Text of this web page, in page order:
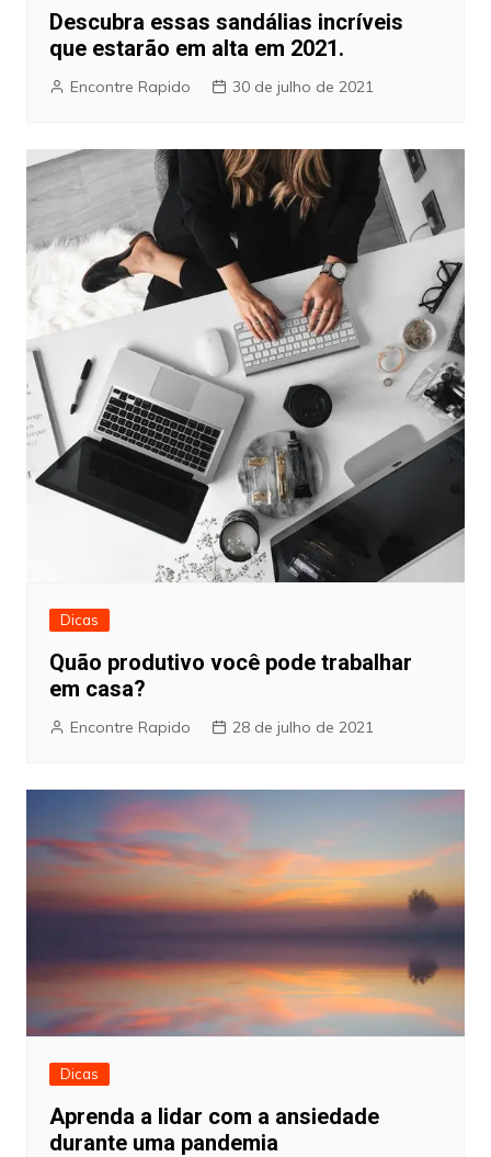
Descubra essas sandálias incríveis
que estarão em alta em 2021.
Encontre Rapido 30 de julho de 2021
Dicas
Quão produtivo você pode trabalhar
em casa?
Encontre Rapido 28 de julho de 2021
Dicas
Aprenda a lidar com a ansiedade
durante uma pandemia